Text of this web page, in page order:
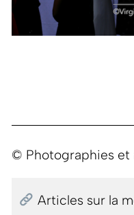
© Photographies et
Articles sur la